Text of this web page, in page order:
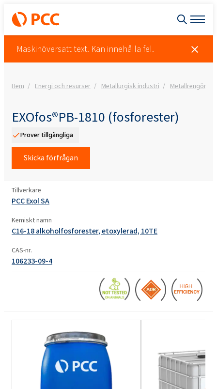
Maskinöversatt text. Kan innehålla fel.
Hem Energi och resurser Metallurgisk industri Metallrengöring
EXOfos®PB-1810 (fosforester)
Prover tillgängliga
Skicka förfrågan
Tillverkare
PCC Exol SA
Kemiskt namn
C16-18 alkoholfosforester, etoxylerad, 10TE
CAS-nr.
106233-09-4